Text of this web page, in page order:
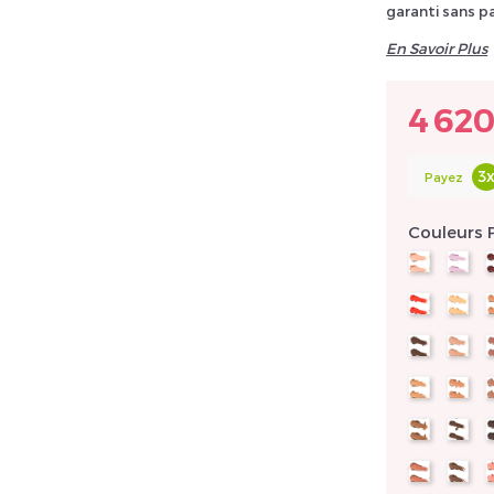
garanti sans
En Savoir Plus
4
Payez 3x
Couleurs
14
60 61
97 98
118 119
146 149